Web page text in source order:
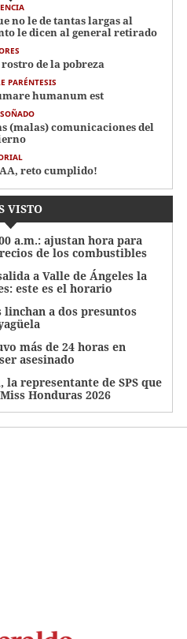
no le de tantas largas al
le dicen al general retirado
rostro de la pobreza
PARÉNTESIS
humanum est
(malas) comunicaciones del
reto cumplido!
VISTO
a.m.: ajustan hora para
de los combustibles
a Valle de Ángeles la
este es el horario
a dos presuntos
más de 24 horas en
asesinado
la representante de SPS que
Honduras 2026